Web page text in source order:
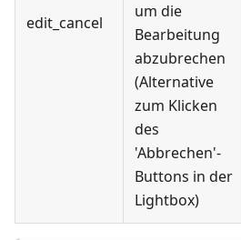
edit_cancel
um die
Bearbeitung
abzubrechen
(Alternative
zum Klicken
des
'Abbrechen'-
Buttons in der
Lightbox)